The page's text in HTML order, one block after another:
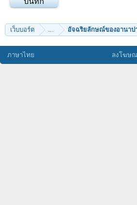
เว็บบอร์ด ... อัจฉริยลักษณ์ของอานาป
ภาษาไทย ลงโฆษ